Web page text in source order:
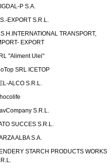
P S.A.
EXPORT S.R.L.
TRANSPORT,
EXPORT
"Aliment Ulei"
SRL ICETOP
ALCO S.R.L.
S.R.L.
SUCCES S.R.L.
ALBA S.A.
STARCH PRODUCTS WORKS